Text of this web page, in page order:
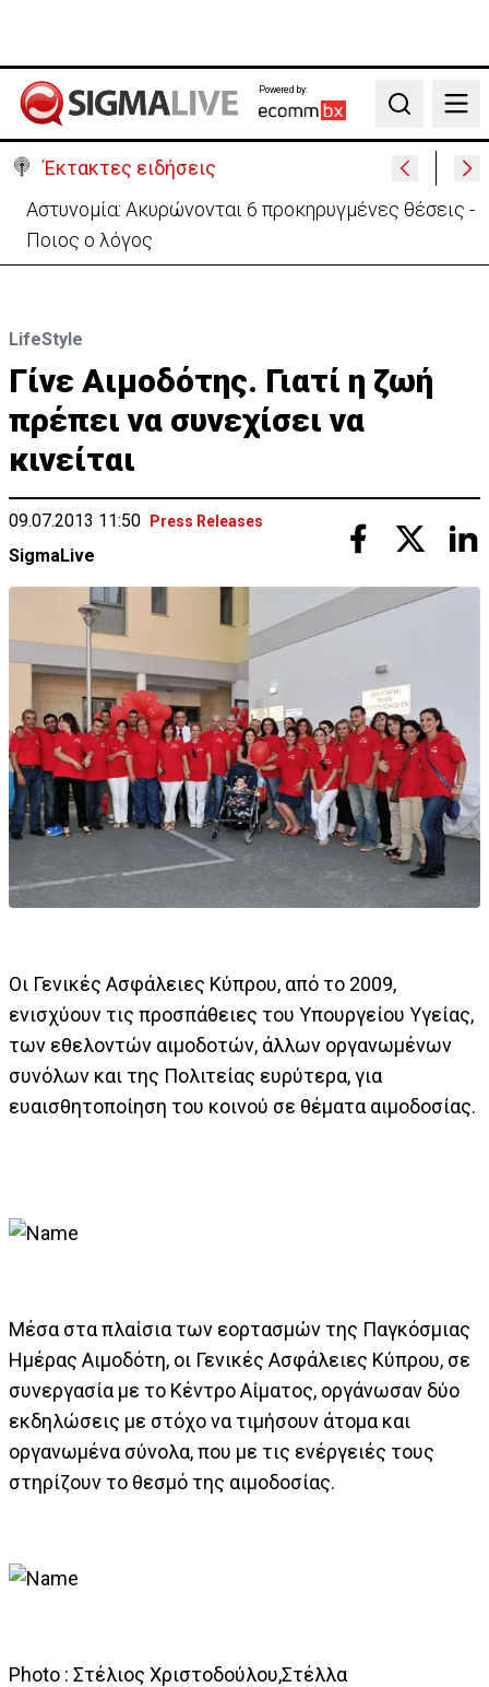
Powered by:
Search
Έκτακτες ειδήσεις
Αστυνομία: Ακυρώνονται 6 προκηρυγμένες θέσεις -
Ποιος ο λόγος
LifeStyle
Γίνε Αιμοδότης. Γιατί η ζωή
πρέπει να συνεχίσει να
κινείται
09.07.2013 11:50 Press Releases
SigmaLive
Οι Γενικές Ασφάλειες Κύπρου, από το 2009,
ενισχύουν τις προσπάθειες του Υπουργείου Υγείας,
των εθελοντών αιμοδοτών, άλλων οργανωμένων
συνόλων και της Πολιτείας ευρύτερα, για
ευαισθητοποίηση του κοινού σε θέματα αιμοδοσίας.
Μέσα στα πλαίσια των εορτασμών της Παγκόσμιας
Ημέρας Αιμοδότη, οι Γενικές Ασφάλειες Κύπρου, σε
συνεργασία με το Κέντρο Αίματος, οργάνωσαν δύο
εκδηλώσεις με στόχο να τιμήσουν άτομα και
οργανωμένα σύνολα, που με τις ενέργειές τους
στηρίζουν το θεσμό της αιμοδοσίας.
Photo : Στέλιος Χριστοδούλου,Στέλλα